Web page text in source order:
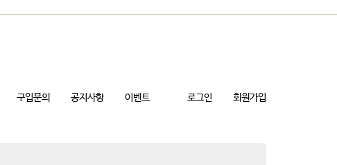
구입문의 공지사항 이벤트 로그인 회원가입